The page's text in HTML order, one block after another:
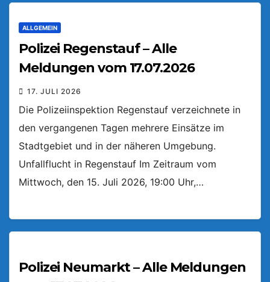
ALLGEMEIN
Polizei Regenstauf – Alle
Meldungen vom 17.07.2026
17. JULI 2026
Die Polizeiinspektion Regenstauf verzeichnete in
den vergangenen Tagen mehrere Einsätze im
Stadtgebiet und in der näheren Umgebung.
Unfallflucht in Regenstauf Im Zeitraum vom
Mittwoch, den 15. Juli 2026, 19:00 Uhr,…
Polizei Neumarkt – Alle Meldungen